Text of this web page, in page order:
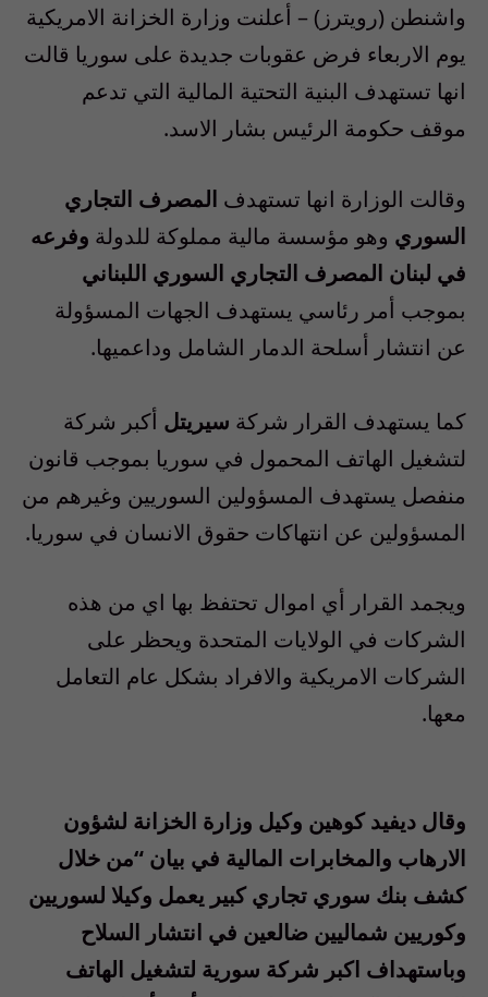
واشنطن (رويترز) – أعلنت وزارة الخزانة الامريكية
يوم الاربعاء فرض عقوبات جديدة على سوريا قالت
انها تستهدف البنية التحتية المالية التي تدعم
موقف حكومة الرئيس بشار الاسد.
وقالت الوزارة انها تستهدف المصرف التجاري
السوري وهو مؤسسة مالية مملوكة للدولة وفرعه
في لبنان المصرف التجاري السوري اللبناني
بموجب أمر رئاسي يستهدف الجهات المسؤولة
عن انتشار أسلحة الدمار الشامل وداعميها.
كما يستهدف القرار شركة سيريتل أكبر شركة
لتشغيل الهاتف المحمول في سوريا بموجب قانون
منفصل يستهدف المسؤولين السوريين وغيرهم من
المسؤولين عن انتهاكات حقوق الانسان في سوريا.
ويجمد القرار أي اموال تحتفظ بها اي من هذه
الشركات في الولايات المتحدة ويحظر على
الشركات الامريكية والافراد بشكل عام التعامل
معها.
وقال ديفيد كوهين وكيل وزارة الخزانة لشؤون
الارهاب والمخابرات المالية في بيان “من خلال
كشف بنك سوري تجاري كبير يعمل وكيلا لسوريين
وكوريين شماليين ضالعين في انتشار السلاح
وباستهداف اكبر شركة سورية لتشغيل الهاتف